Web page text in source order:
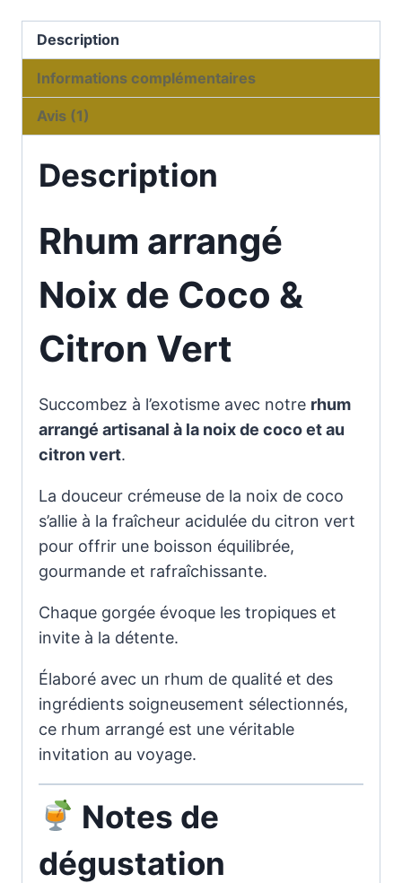
arrangé
à
Noix
de
Coco
Citron
Description
Informations complémentaires
Avis (1)
Description
Rhum arrangé
Noix de Coco &
Citron Vert
Succombez à l’exotisme avec notre rhum
arrangé artisanal à la noix de coco et au
citron vert.
La douceur crémeuse de la noix de coco
s’allie à la fraîcheur acidulée du citron vert
pour offrir une boisson équilibrée,
gourmande et rafraîchissante.
Chaque gorgée évoque les tropiques et
invite à la détente.
Élaboré avec un rhum de qualité et des
ingrédients soigneusement sélectionnés,
ce rhum arrangé est une véritable
invitation au voyage.
Notes de
dégustation